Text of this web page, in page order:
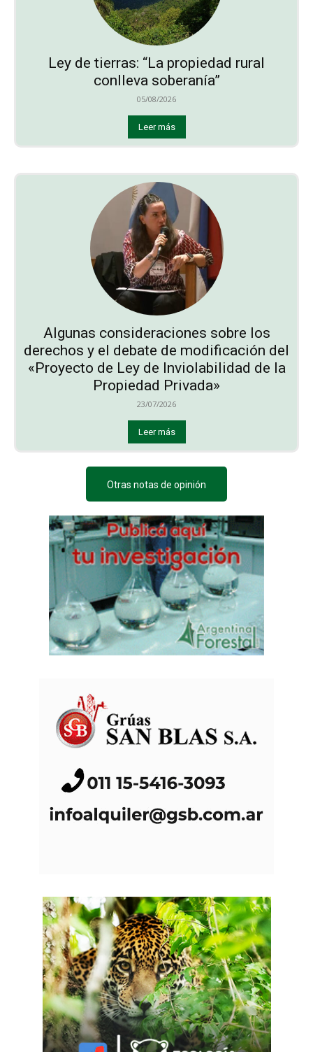
Ley de tierras: “La propiedad rural
conlleva soberanía”
05/08/2026
Leer más
Algunas consideraciones sobre los
derechos y el debate de modificación del
«Proyecto de Ley de Inviolabilidad de la
Propiedad Privada»
23/07/2026
Leer más
Otras notas de opinión